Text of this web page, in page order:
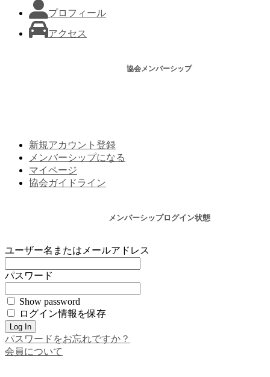
プロフィール
アクセス
協会メンバーシップ
新規アカウント登録
メンバーシップになる
マイページ
協会ガイドライン
メンバーシップログイン状態
ユーザー名またはメールアドレス
パスワード
Show password
ログイン情報を保存
パスワードをお忘れですか？
会員について